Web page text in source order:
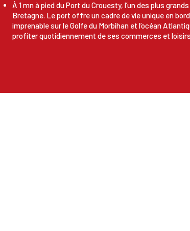
À 1 mn à pied du Port du Crouesty, l’un des plus
Bretagne. Le port offre un cadre de vie unique en
imprenable sur le Golfe du Morbihan et l’océan
profiter quotidiennement de ses commerces et